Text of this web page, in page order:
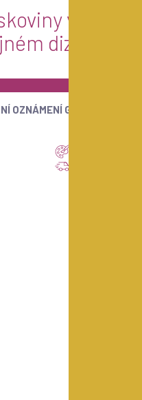
v
dizajnu
OZNÁMENÍ GREENERY